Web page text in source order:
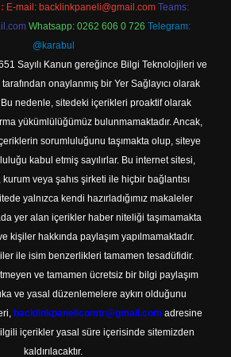
E-mail: backlinkpaneli@gmail.com Teams:
Whatsapp: 0262 606 0 726 Telegram:
@karabul
Sayılı Kanun gereğince Bilgi Teknolojileri ve
onaylanmış bir Yer Sağlayıcı olarak
nedenle, sitedeki içerikleri proaktif olarak
yükümlülüğümüz bulunmamaktadır. Ancak,
sorumluluğunu taşımakta olup, siteye
kabul etmiş sayılırlar. Bu internet sitesi,
veya şahıs şirketi ile hiçbir bağlantısı
yalnızca kendi hazırladığımız makaleler
yer alan içerikler haber niteliği taşımamakta
kişiler hakkında paylaşım yapılmamaktadır.
ile isim benzerlikleri tamamen tesadüfidir.
ve tamamen ücretsiz bir bilgi paylaşım
ve yasal düzenlemelere aykırı olduğunu
backlinkpanelicomtr@gmail.com adresine
içerikler yasal süre içerisinde sitemizden
kaldırılacaktır.